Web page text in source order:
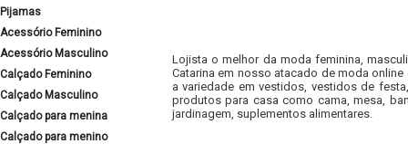
Pijamas
Acessório Feminino
Acessório Masculino
Calçado Feminino
Calçado Masculino
Calçado para menina
Calçado para menino
Lojista o melhor da moda feminina,
Catarina em nosso atacado de moda
a variedade em vestidos, vestidos de
produtos para casa como cama, mesa,
jardinagem, suplementos alimentares.